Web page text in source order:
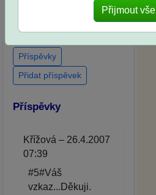
ohlasy po skutečných
přijímacích zkouškách
Přijmout vše
Příspěvky
Přidat příspěvek
Příspěvky
Křížová – 26.4.2007
07:39
#5#Váš
vzkaz...Děkuji.